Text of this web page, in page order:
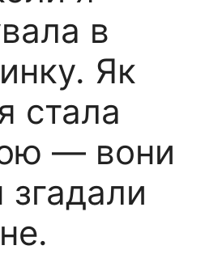
в
Як
стала
— вони